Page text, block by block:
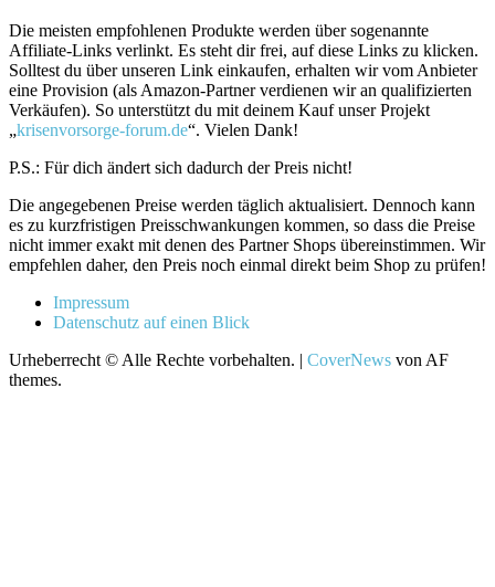
Die meisten empfohlenen Produkte werden über sogenannte
Affiliate-Links verlinkt. Es steht dir frei, auf diese Links zu klicken.
Solltest du über unseren Link einkaufen, erhalten wir vom Anbieter
eine Provision (als Amazon-Partner verdienen wir an qualifizierten
Verkäufen). So unterstützt du mit deinem Kauf unser Projekt
„krisenvorsorge-forum.de“. Vielen Dank!
P.S.: Für dich ändert sich dadurch der Preis nicht!
Die angegebenen Preise werden täglich aktualisiert. Dennoch kann
es zu kurzfristigen Preisschwankungen kommen, so dass die Preise
nicht immer exakt mit denen des Partner Shops übereinstimmen. Wir
empfehlen daher, den Preis noch einmal direkt beim Shop zu prüfen!
Impressum
Datenschutz auf einen Blick
Urheberrecht © Alle Rechte vorbehalten. | CoverNews von AF
themes.